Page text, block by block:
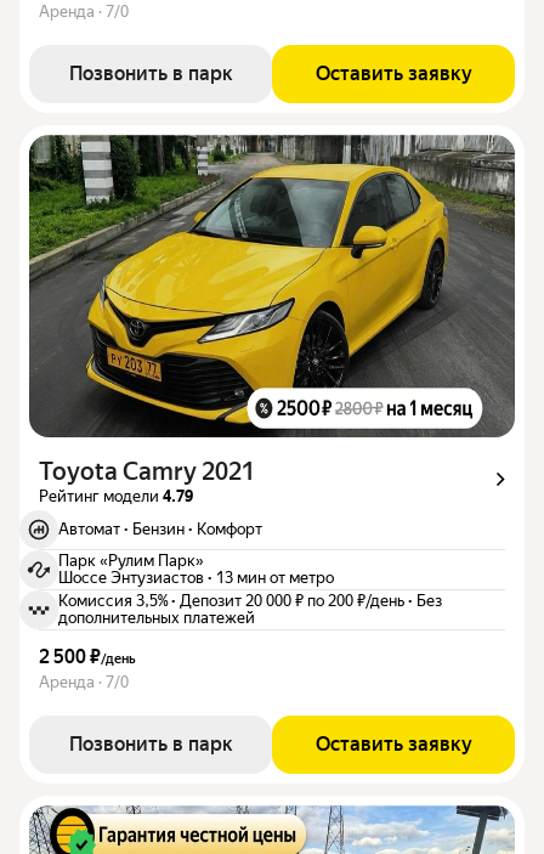
Аренда · 7/0
Позвонить в парк Оставить заявку
Toyota Camry 2021
Рейтинг модели 4.79
Автомат · Бензин · Комфорт
Парк «Рулим Парк»
Шоссе Энтузиастов · 13 мин от метро
Комиссия 3,5%· Депозит 20 000 ₽ по 200 ₽/день · Без
дополнительных платежей
2 500 ₽/день
Аренда · 7/0
Позвонить в парк Оставить заявку